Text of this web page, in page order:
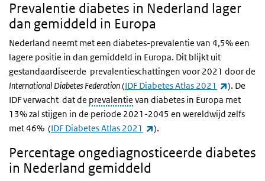
Prevalentie diabetes in Nederland lager
dan gemiddeld in Europa
Nederland neemt met een diabetes-prevalentie van 4,5% een
lagere positie in dan gemiddeld in Europa. Dit blijkt uit
gestandaardiseerde prevalentieschattingen voor 2021 door de
International Diabetes Federation(IDF Diabetes Atlas 2021 (externe
). De
IDF verwacht dat de prevalentie van diabetes in Europa met
13% zal stijgen in de periode 2021-2045 en wereldwijd zelfs
met 46% (IDF Diabetes Atlas 2021 (externe link)
).
Percentage ongediagnosticeerde diabetes
in Nederland gemiddeld